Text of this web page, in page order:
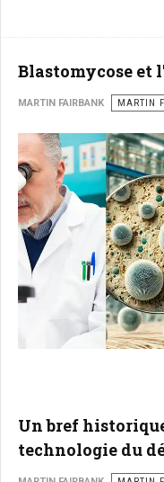
Blastomycose et
MARTIN FAIRBANK MARTIN
Un bref
technologie du